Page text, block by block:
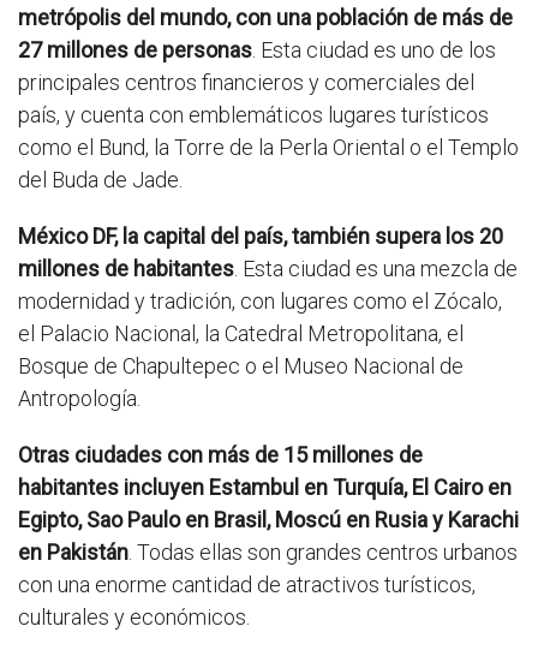
metrópolis del mundo, con una población de más de
27 millones de personas . Esta ciudad es uno de los
principales centros financieros y comerciales del
país, y cuenta con emblemáticos lugares turísticos
como el Bund, la Torre de la Perla Oriental o el Templo
del Buda de Jade.
México DF, la capital del país, también supera los 20
millones de habitantes . Esta ciudad es una mezcla de
modernidad y tradición, con lugares como el Zócalo,
el Palacio Nacional, la Catedral Metropolitana, el
Bosque de Chapultepec o el Museo Nacional de
Antropología.
Otras ciudades con más de 15 millones de
habitantes incluyen Estambul en Turquía, El Cairo en
Egipto, Sao Paulo en Brasil, Moscú en Rusia y Karachi
en Pakistán . Todas ellas son grandes centros urbanos
con una enorme cantidad de atractivos turísticos,
culturales y económicos.